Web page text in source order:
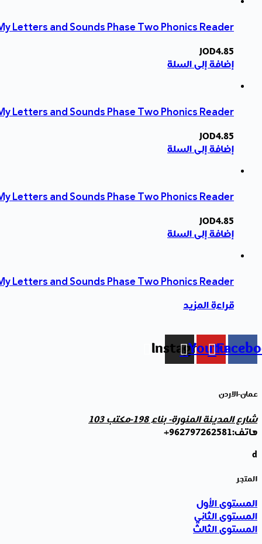
Letters and Sounds Phase Two Phonics Reader
JOD4.85
إضافة إلى السلة
Letters and Sounds Phase Two Phonics Reader
JOD4.85
إضافة إلى السلة
Letters and Sounds Phase Two Phonics Reader
JOD4.85
إضافة إلى السلة
Letters and Sounds Phase Two Phonics Reader
قراءة المزيد
Youtube
Instagram
عمان-الاردن
شارع المدينة المنورة- بناء 198-مكتب 103
هاتف:962797262581+
d
المتجر
المستوى الأول
المستوى الثاني
المستوى الثالث